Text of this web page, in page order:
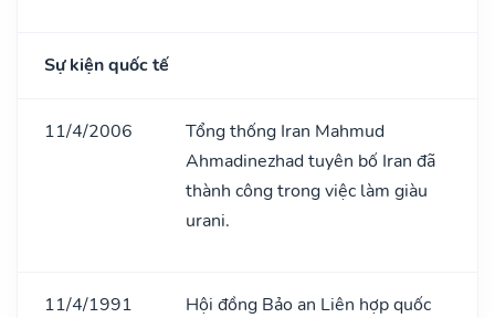
Sự kiện quốc tế
11/4/2006
Tổng thống Iran Mahmud
Ahmadinezhad tuyên bố Iran đã
thành công trong việc làm giàu
urani.
11/4/1991
Hội đồng Bảo an Liên hợp quốc